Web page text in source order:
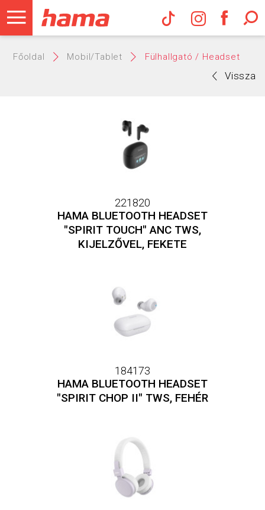
Hama
Főoldal Mobil/Tablet Fülhallgató / Headset
Vissza
221820
HAMA BLUETOOTH HEADSET
"SPIRIT TOUCH" ANC TWS,
KIJELZŐVEL, FEKETE
184173
HAMA BLUETOOTH HEADSET
"SPIRIT CHOP II" TWS, FEHÉR